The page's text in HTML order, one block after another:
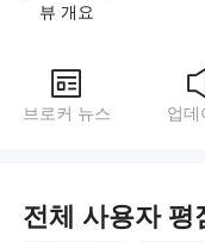
뷰 개요
브로커 뉴스 업데
전체 사용자 평